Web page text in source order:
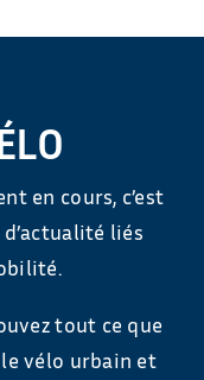
en cours, c’est
d’actualité liés
tout ce que
vélo urbain et